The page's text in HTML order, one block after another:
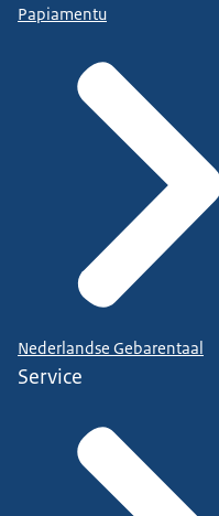
Papiamentu
Nederlandse Gebarentaal
Service